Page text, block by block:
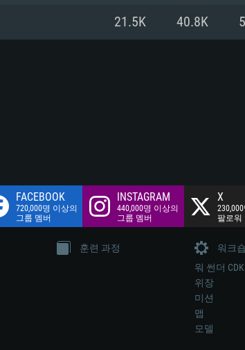
21.5K 40.8K
FACEBOOK
720,000명 이상의
그룹 멤버
INSTAGRAM
440,000명 이상의
그룹 멤버
X
팔로워
훈련 과정
워크숍
워 썬더 CDK
위장
미션
맵
모델